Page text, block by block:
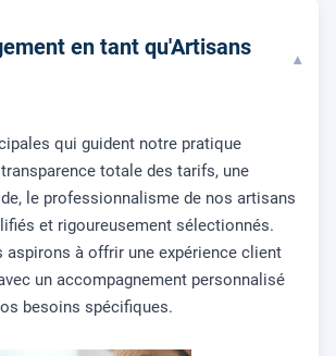
en tant qu'Artisans
▾
qui guident notre pratique
totale des tarifs, une
le professionnalisme de nos artisans
et rigoureusement sélectionnés.
aspirons à offrir une expérience client
un accompagnement personnalisé
besoins spécifiques.